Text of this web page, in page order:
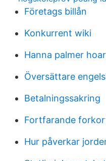
Företags billån
Konkurrent wiki
Hanna palmer
Översättare
Betalningssakring
Fortfarande
Hur påverkar